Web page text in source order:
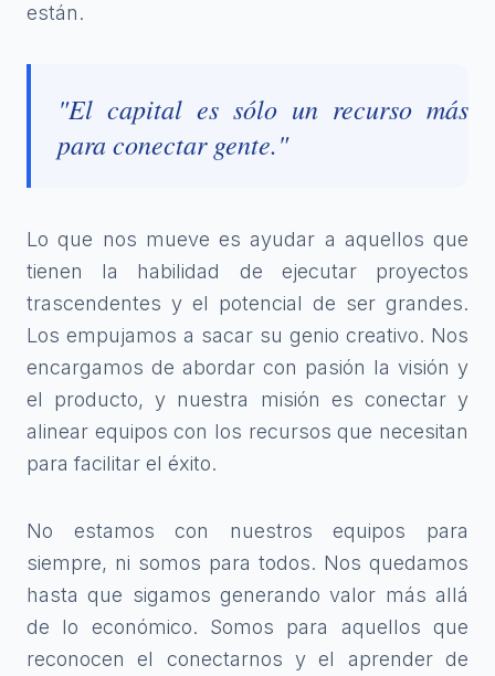
están.
"El capital es sólo un recurso más
para conectar gente."
Lo que nos mueve es ayudar a aquellos que
tienen la habilidad de ejecutar proyectos
trascendentes y el potencial de ser grandes.
Los empujamos a sacar su genio creativo. Nos
encargamos de abordar con pasión la visión y
el producto, y nuestra misión es conectar y
alinear equipos con los recursos que necesitan
para facilitar el éxito.
No estamos con nuestros equipos para
siempre, ni somos para todos. Nos quedamos
hasta que sigamos generando valor más allá
de lo económico. Somos para aquellos que
reconocen el conectarnos y el aprender de